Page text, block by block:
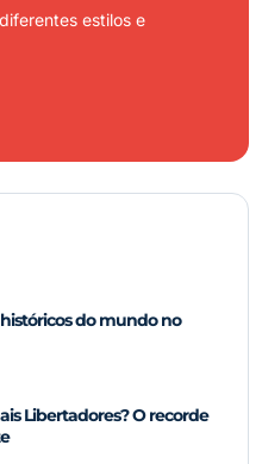
estilos e
do mundo no
Libertadores? O recorde